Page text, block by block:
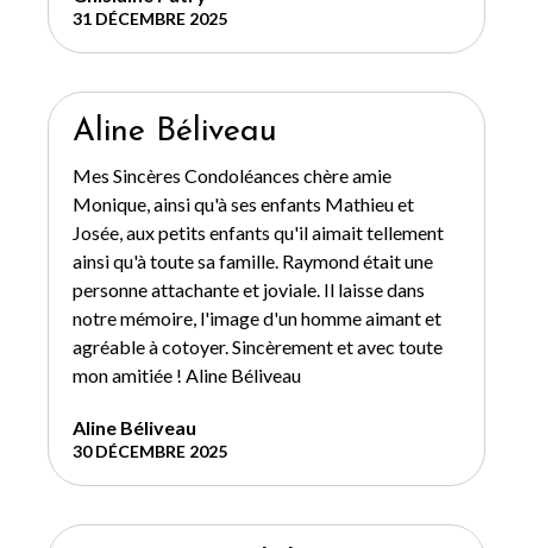
31 DÉCEMBRE 2025
Aline Béliveau
Mes Sincères Condoléances chère amie
Monique, ainsi qu'à ses enfants Mathieu et
Josée, aux petits enfants qu'il aimait tellement
ainsi qu'à toute sa famille. Raymond était une
personne attachante et joviale. Il laisse dans
notre mémoire, l'image d'un homme aimant et
agréable à cotoyer. Sincèrement et avec toute
mon amitiée ! Aline Béliveau
Aline Béliveau
30 DÉCEMBRE 2025